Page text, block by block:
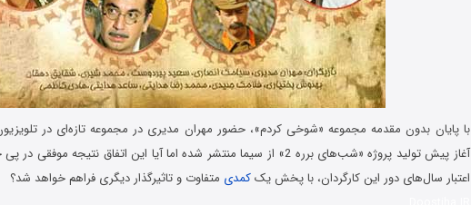
با پایان بدون مقدمه مجموعه «شوخی کردم»، حضور مهران مدیری در مجموعه تازه‌ای در
آغاز پیش تولید پروژه «شب‌های برره 2» از سیما منتشر شده اما آیا این اتفاق نتیجه
اعتبار سال‌‌های دور این کارگردان، با پخش یککمدی متفاوت و تاثیرگذار دیگری فراهم خواهد شد؟